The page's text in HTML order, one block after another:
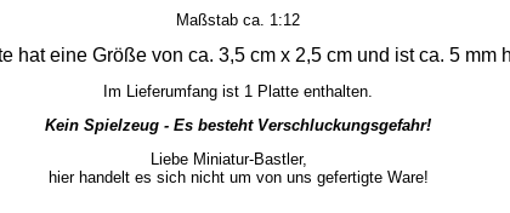
Maßstab ca. 1:12
hat eine Größe von ca. 3,5 cm x 2,5 cm und ist ca. 5 mm
Im Lieferumfang ist 1 Platte enthalten.
Kein Spielzeug - Es besteht Verschluckungsgefahr!
Liebe Miniatur-Bastler,
hier handelt es sich nicht um von uns gefertigte Ware!